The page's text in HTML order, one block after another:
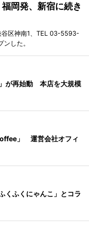
岡発、新宿に続き
谷区神南1、TEL 03-5593-
した。
が再始動 本店を大規模
」 運営会社オフィ
くふくにゃんこ」とコラ